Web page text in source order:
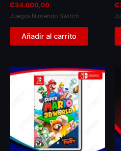
₡34.000,00
Juegos Nintendo Switch
Añadir al carrito
₡